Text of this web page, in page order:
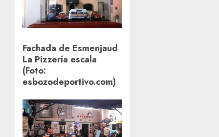
Fachada de Esmenjaud
La Pizzería escala
(Foto:
esbozodeportivo.com)